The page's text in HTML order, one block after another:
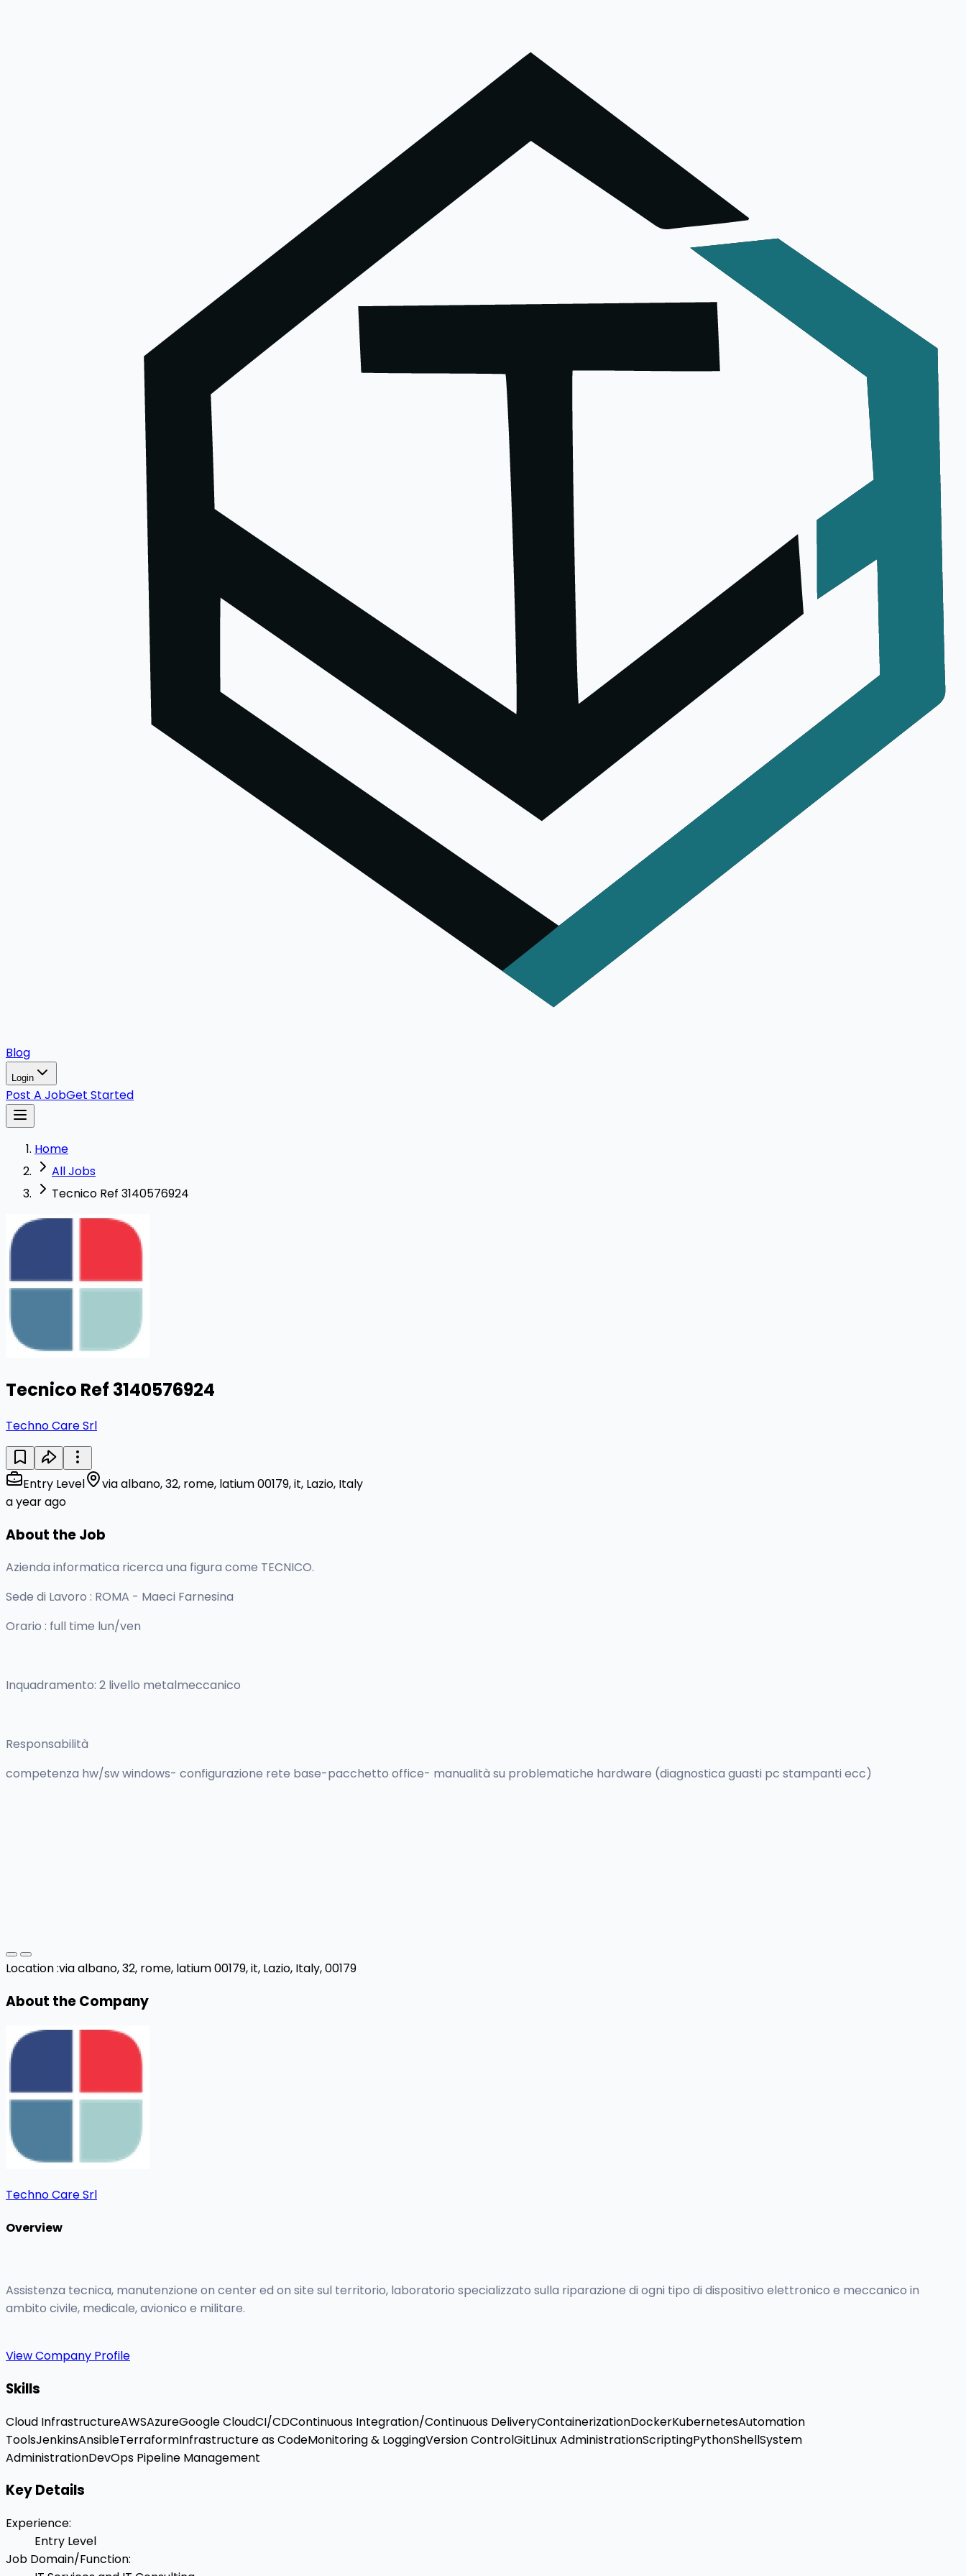
Blog
Login
Post A JobGet Started
Home
All Jobs
Tecnico Ref 3140576924
Tecnico Ref 3140576924
Techno Care Srl
Entry Level
via albano, 32, rome, latium 00179, it, Lazio, Italy
a year ago
About the Job
Azienda informatica ricerca una figura come TECNICO.
Sede di Lavoro : ROMA - Maeci Farnesina
Orario : full time lun/ven
Inquadramento: 2 livello metalmeccanico
Responsabilità
competenza hw/sw windows- configurazione rete base-pacchetto office- manualità su problematiche hardware (diagnostica guasti pc stampanti ecc)
Location :via albano, 32, rome, latium 00179, it, Lazio, Italy, 00179
About the Company
Techno Care Srl
Overview
Assistenza tecnica, manutenzione on center ed on site sul territorio, laboratorio specializzato sulla riparazione di ogni tipo di dispositivo elettronico e meccanico in
ambito civile, medicale, avionico e militare.
View Company Profile
Skills
Cloud InfrastructureAWSAzureGoogle CloudCI/CDContinuous Integration/Continuous DeliveryContainerizationDockerKubernetesAutomation
ToolsJenkinsAnsibleTerraformInfrastructure as CodeMonitoring & LoggingVersion ControlGitLinux AdministrationScriptingPythonShellSystem
AdministrationDevOps Pipeline Management
Key Details
Experience:
Entry Level
Job Domain/Function: